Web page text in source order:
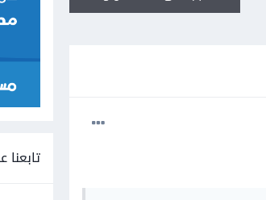
تابعنا